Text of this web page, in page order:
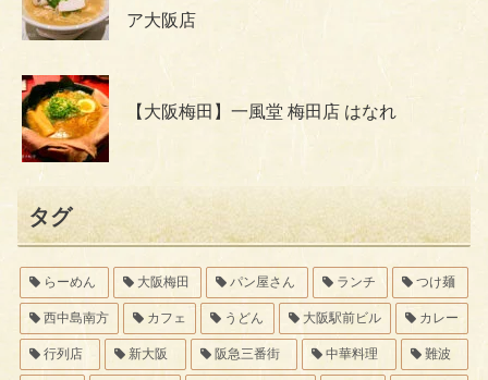
ア大阪店
【大阪梅田】一風堂 梅田店 はなれ
タグ
らーめん 大阪梅田 パン屋さん ランチ つけ麺
西中島南方 カフェ うどん 大阪駅前ビル カレー
行列店 新大阪 阪急三番街 中華料理 難波